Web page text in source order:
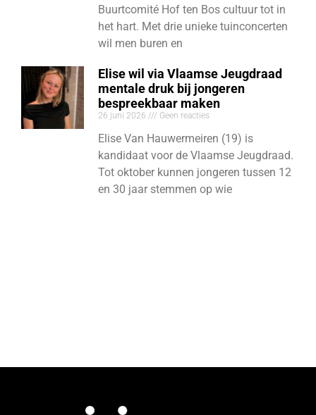
Buurtcomité Hof ten Bos cultuur tot in
het hart. Met drie unieke tuinconcerten
wil men buren en
Elise wil via Vlaamse Jeugdraad
mentale druk bij jongeren
bespreekbaar maken
26 juni 2026 Geen reacties
Elise Van Hauwermeiren (19) is
kandidaat voor de Vlaamse Jeugdraad.
Tot oktober kunnen jongeren tussen 12
en 30 jaar stemmen op wie